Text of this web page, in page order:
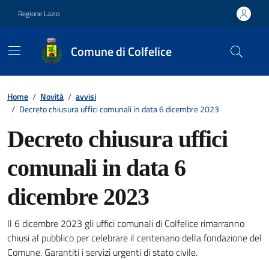
Regione Lazio
Comune di Colfelice
Home / Novità / avvisi
/ Decreto chiusura uffici comunali in data 6 dicembre 2023
Decreto chiusura uffici
comunali in data 6
dicembre 2023
Dettagli della notizia
Il 6 dicembre 2023 gli uffici comunali di Colfelice rimarranno
chiusi al pubblico per celebrare il centenario della fondazione del
Comune. Garantiti i servizi urgenti di stato civile.